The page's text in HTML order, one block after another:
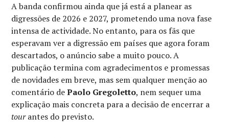
A banda confirmou ainda que já está a planear as
digressões de 2026 e 2027, prometendo uma nova fase
intensa de actividade. No entanto, para os fãs que
esperavam ver a digressão em países que agora foram
descartados, o anúncio sabe a muito pouco. A
publicação termina com agradecimentos e promessas
de novidades em breve, mas sem qualquer menção ao
comentário dePaolo Gregoletto, nem sequer uma
explicação mais concreta para a decisão de encerrar a
tourantes do previsto.